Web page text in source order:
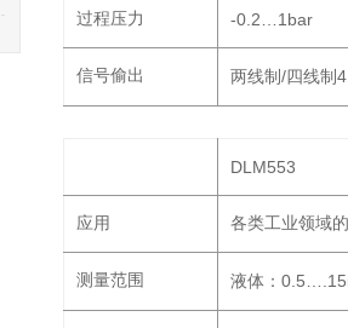
过程压力 -0.2…1bar
信号偷出 两线制 /四线制
DLM553
应用 各类工业领域
测量范围 液体：